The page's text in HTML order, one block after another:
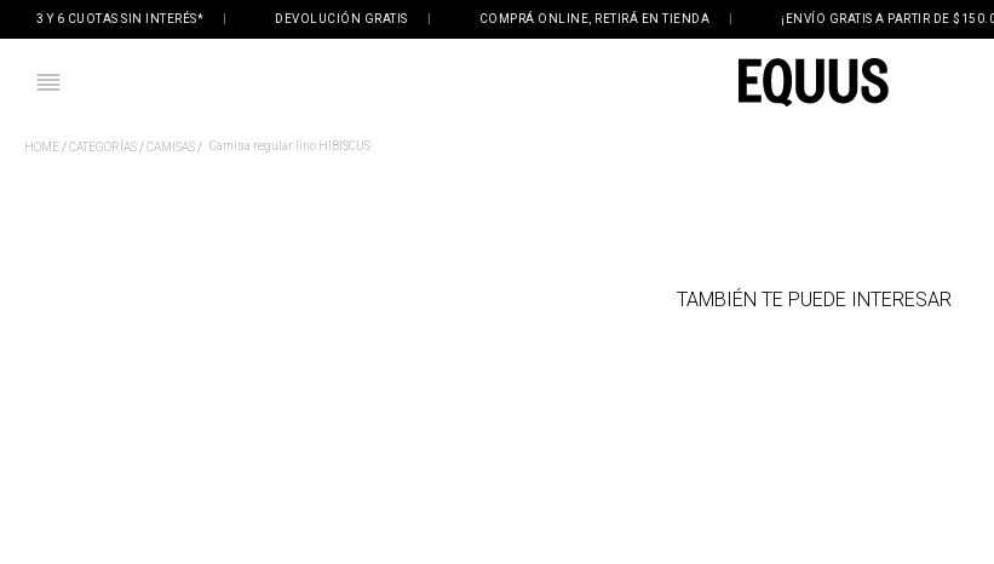
3 Y 6 CUOTAS SIN INTERÉS* | DEVOLUCIÓN GRATIS | COMPRÁ ONLINE, RETIRÁ EN TIENDA | ¡ENVÍO GRATIS A PARTIR DE $150.000!
CATEGORÍAS CAMISAS Camisa regular lino HIBISCUS
TAMBIÉN TE PUEDE INTERESAR